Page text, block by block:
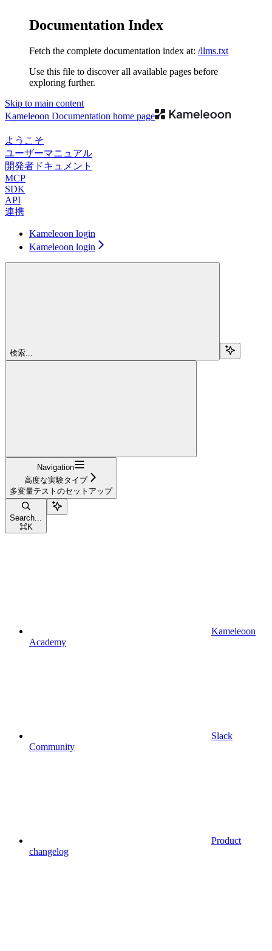
Documentation Index
Fetch the complete documentation index at: /llms.txt
Use this file to discover all available pages before
exploring further.
Skip to main content
Kameleoon Documentation home page
ようこそ
ユーザーマニュアル
開発者ドキュメント
MCP
SDK
API
連携
Kameleoon login
Kameleoon login
検索...
Navigation
高度な実験タイプ
多変量テストのセットアップ
Search...
⌘K
Kameleoon
Academy
Slack
Community
Product
changelog